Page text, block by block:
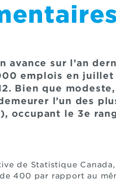
sur l’an
emplois en
Bien que
l’un des
occupant le 3e
de Statistique
400 par rapport au